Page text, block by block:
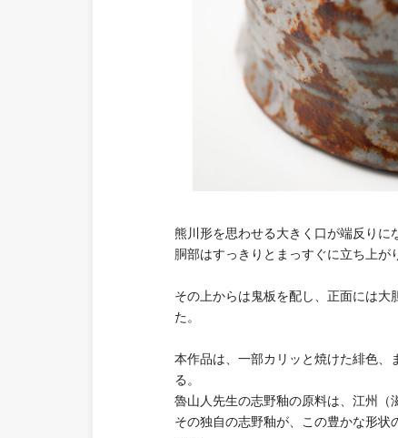
熊川形を思わせる大きく口が端反りに
胴部はすっきりとまっすぐに立ち上が
その上からは鬼板を配し、正面には
た。
本作品は、一部カリッと焼けた緋色、
る。
魯山人先生の志野釉の原料は、江州（
その独自の志野釉が、この豊かな形